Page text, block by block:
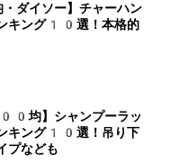
ダイソー】チャーハン
キング10選！本格的
均】シャンプーラッ
キング10選！吊り下
プなども